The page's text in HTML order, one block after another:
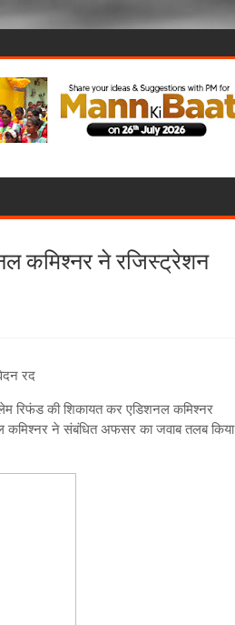
कमिश्नर ने रजिस्ट्रेशन
रद
रिफंड की शिकायत कर एडिशनल कमिश्नर
कमिश्नर ने संबंधित अफसर का जवाब तलब किया